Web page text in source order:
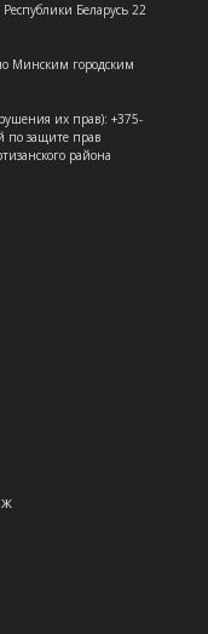
Беларусь 22
Минским городским
их прав): +375-
по защите прав
района